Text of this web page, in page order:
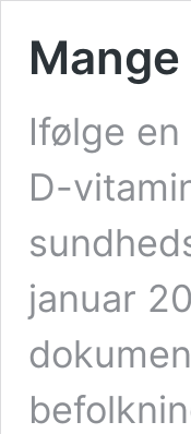
Ifølge
D-
januar